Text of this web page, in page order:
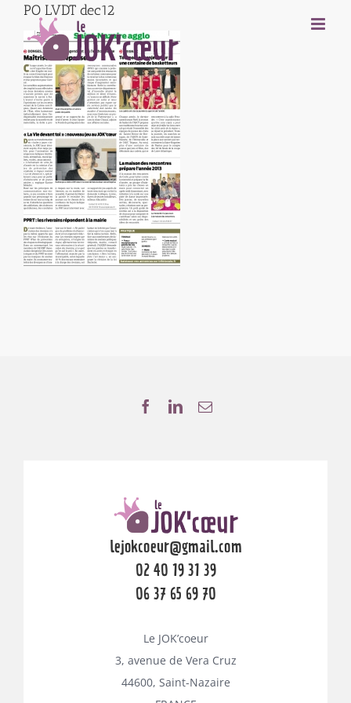
Passer
contenu
PO LVDT dec12
lejokcoeur@gmail.com
02 40 19 31 39
06 37 65 69 70
Le JOK’coeur
3, avenue de Vera Cruz
44600, Saint-Nazaire